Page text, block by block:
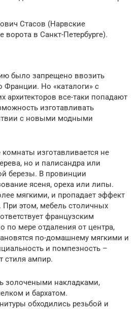
Стасов (Нарвские
в Санкт-Петербурге).
было запрещено ввозить
Франции. Но «каталоги» с
архитекторов все-таки попадают
изготавливать
с новыми модными
изготавливается не
но и палисандра или
березы. В провинции
ясеня, ореха или липы.
мягкими, и пропадает эффект
При этом, мебель столичных
французским
по мере отдаления от центра,
по-домашнему мягкими и
и помпезность –
стиля ампир.
золочеными накладками,
и бархатом.
обходились резьбой и